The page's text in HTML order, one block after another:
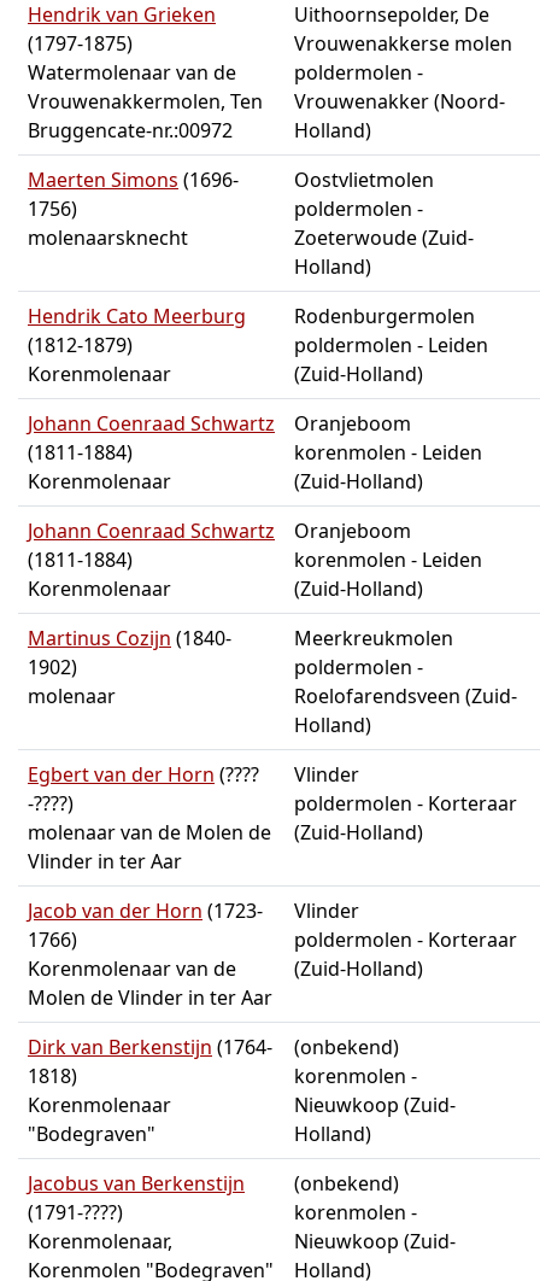
Hendrik van Grieken
(1797-1875)
Watermolenaar van de
Vrouwenakkermolen, Ten
Bruggencate-nr.:00972
Uithoornsepolder, De
Vrouwenakkerse molen
poldermolen -
Vrouwenakker (Noord-
Holland)
Maerten Simons (1696-
1756)
molenaarsknecht
Oostvlietmolen
poldermolen -
Zoeterwoude (Zuid-
Holland)
Hendrik Cato Meerburg
(1812-1879)
Korenmolenaar
Rodenburgermolen
poldermolen - Leiden
(Zuid-Holland)
Johann Coenraad Schwartz
(1811-1884)
Korenmolenaar
Oranjeboom
korenmolen - Leiden
(Zuid-Holland)
Johann Coenraad Schwartz
(1811-1884)
Korenmolenaar
Oranjeboom
korenmolen - Leiden
(Zuid-Holland)
Martinus Cozijn (1840-
1902)
molenaar
Meerkreukmolen
poldermolen -
Roelofarendsveen (Zuid-
Holland)
Egbert van der Horn (????
-????)
molenaar van de Molen de
Vlinder in ter Aar
Vlinder
poldermolen - Korteraar
(Zuid-Holland)
Jacob van der Horn (1723-
1766)
Korenmolenaar van de
Molen de Vlinder in ter Aar
Vlinder
poldermolen - Korteraar
(Zuid-Holland)
Dirk van Berkenstijn (1764-
1818)
Korenmolenaar
"Bodegraven"
(onbekend)
korenmolen -
Nieuwkoop (Zuid-
Holland)
Jacobus van Berkenstijn
(1791-????)
Korenmolenaar,
Korenmolen "Bodegraven"
(onbekend)
korenmolen -
Nieuwkoop (Zuid-
Holland)